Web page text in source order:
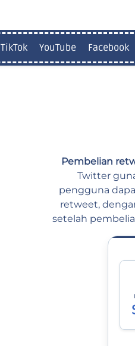
TikTok YouTube Facebook
Pembelian
Twitter
pengguna
retweet,
setelah